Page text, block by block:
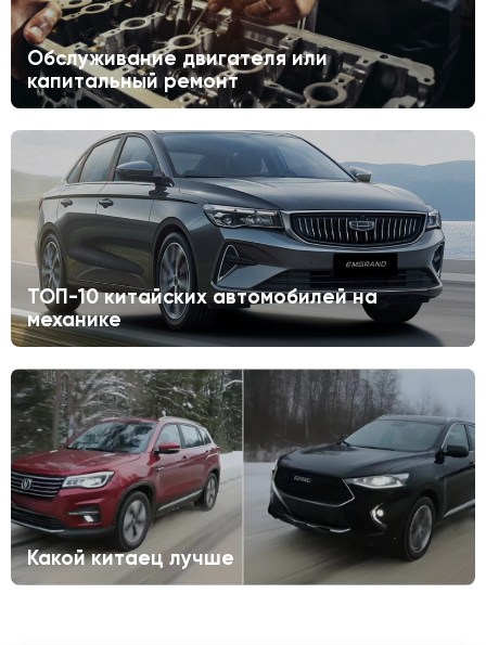
Обслуживание двигателя или
капитальный ремонт
ТОП-10 китайских автомобилей на
механике
Какой китаец лучше